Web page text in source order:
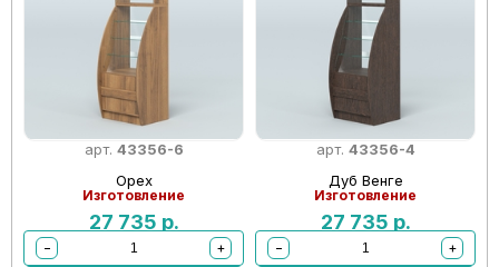
арт. 43356-6
Орех
Изготовление
27 735 р.
−
+
арт. 43356-4
Дуб Венге
Изготовление
27 735 р.
−
+